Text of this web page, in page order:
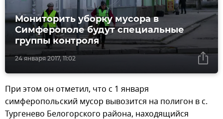
24 января 2017, 11:02
Мониторить уборку мусора в
Симферополе будут специальные
группы контроля
При этом он отметил, что с 1 января
симферопольский мусор вывозится на полигон в с.
Тургенево Белогорского района, находящийся